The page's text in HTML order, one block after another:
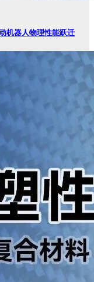
机器人物理性能跃迁